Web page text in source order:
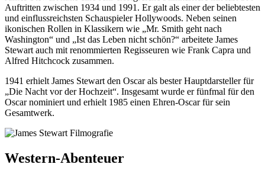
Auftritten zwischen 1934 und 1991. Er galt als einer der beliebtesten
und einflussreichsten Schauspieler Hollywoods. Neben seinen
ikonischen Rollen in Klassikern wie „Mr. Smith geht nach
Washington“ und „Ist das Leben nicht schön?“ arbeitete James
Stewart auch mit renommierten Regisseuren wie Frank Capra und
Alfred Hitchcock zusammen.
1941 erhielt James Stewart den Oscar als bester Hauptdarsteller für
„Die Nacht vor der Hochzeit“. Insgesamt wurde er fünfmal für den
Oscar nominiert und erhielt 1985 einen Ehren-Oscar für sein
Gesamtwerk.
Western-Abenteuer